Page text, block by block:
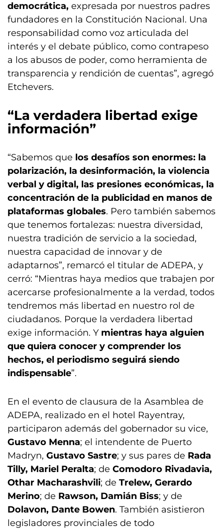
democrática, expresada por nuestros padres
fundadores en la Constitución Nacional. Una
responsabilidad como voz articulada del
interés y el debate público, como contrapeso
a los abusos de poder, como herramienta de
transparencia y rendición de cuentas”, agregó
Etchevers.
“La verdadera libertad exige
información”
“Sabemos que los desafíos son enormes: la
polarización, la desinformación, la violencia
verbal y digital, las presiones económicas, la
concentración de la publicidad en manos de
plataformas globales. Pero también sabemos
que tenemos fortalezas: nuestra diversidad,
nuestra tradición de servicio a la sociedad,
nuestra capacidad de innovar y de
adaptarnos”, remarcó el titular de ADEPA, y
cerró: “Mientras haya medios que trabajen por
acercarse profesionalmente a la verdad, todos
tendremos más libertad en nuestro rol de
ciudadanos. Porque la verdadera libertad
exige información. Y mientras haya alguien
que quiera conocer y comprender los
hechos, el periodismo seguirá siendo
indispensable”.
En el evento de clausura de la Asamblea de
ADEPA, realizado en el hotel Rayentray,
participaron además del gobernador su vice,
Gustavo Menna; el intendente de Puerto
Madryn, Gustavo Sastre; y sus pares de Rada
Tilly, Mariel Peralta; de Comodoro Rivadavia,
Othar Macharashvili; de Trelew, Gerardo
Merino; de Rawson, Damián Biss; y de
Dolavon, Dante Bowen. También asistieron
legisladores provinciales de todo